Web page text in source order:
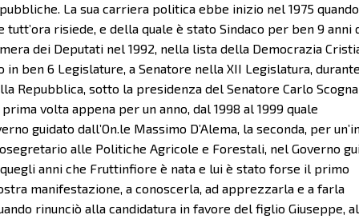
La sua carriera politica ebbe inizio nel 1975 quando
risiede, e della quale è stato Sindaco per ben 9 anni
dei Deputati nel 1992, nella lista della Democrazia
ben 6 Legislature, a Senatore nella XII Legislatura,
Repubblica, sotto la presidenza del Senatore Carlo
volta appena per un anno, dal 1998 al 1999 quale
guidato dall’On.le Massimo D’Alema, la seconda, per
alle Politiche Agricole e Forestali, nel Governo
anni che Fruttinfiore è nata e lui è stato forse il primo
manifestazione, a conoscerla, ad apprezzarla e a farla
rinunciò alla candidatura in favore del figlio Giuseppe,